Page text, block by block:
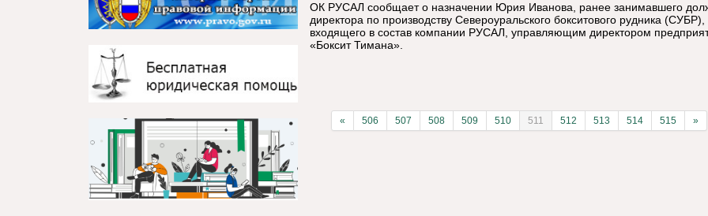
ОК РУСАЛ сообщает о назначении Юрия Иванова, ранее занимавшего
директора по производству Североуральского бокситового рудника (СУБР),
входящего в состав компании РУСАЛ, управляющим директором
«Боксит Тимана».
« 506 507 508 509 510 511 512 513 514 515 »